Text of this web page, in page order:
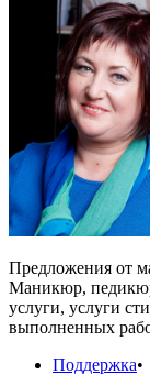
Предложения от
Маникюр,
услуги, услуги
выполненных
Поддержка•